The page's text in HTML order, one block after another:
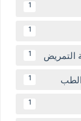
1
1
التمريض 1
1
1